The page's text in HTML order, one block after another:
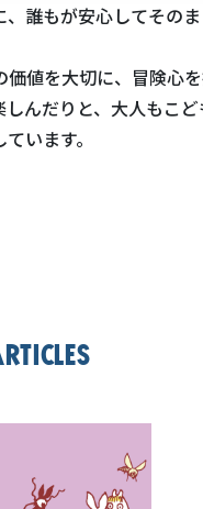
誰もが安心してその
値を大切に、冒険心
んだりと、大人もこ
います。